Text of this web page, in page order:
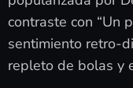
contraste con “Un
sentimiento retro-
repleto de bolas y